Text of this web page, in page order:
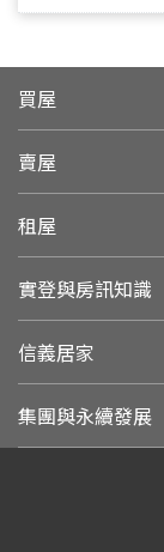
買屋
賣屋
租屋
實登與房訊知識
信義居家
集團與永續發展